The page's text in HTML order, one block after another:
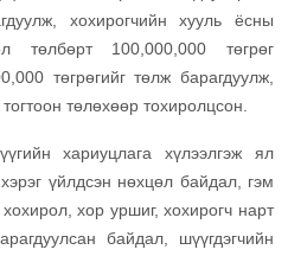
хохирогчийн хууль ёсны
төлбөрт 100,000,000 төгрөг
төгрөгийг төлж барагдуулж,
төлөхөөр тохиролцсон.
хариуцлага хүлээлгэж ял
үйлдсэн нөхцөл байдал, гэм
хор уршиг, хохирогч нарт
байдал, шүүгдэгчийн